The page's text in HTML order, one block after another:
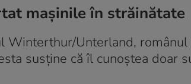
mașinile în străinătate
Unterland,
susține că îl cunoștea doar